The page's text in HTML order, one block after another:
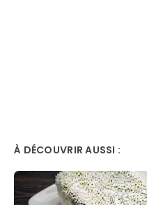
À DÉCOUVRIR AUSSI :